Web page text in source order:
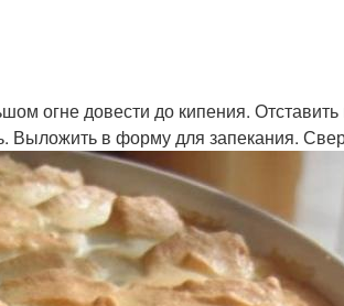
огне довести до кипения. Отставить
Выложить в форму для запекания.